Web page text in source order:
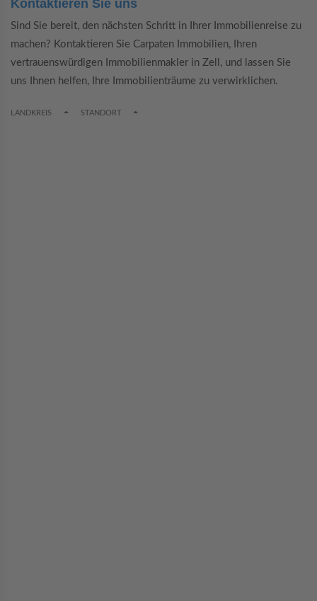
Kontaktieren Sie uns
Sind Sie bereit, den nächsten Schritt in Ihrer Immobilienreise zu
machen? Kontaktieren Sie Carpaten Immobilien, Ihren
vertrauenswürdigen Immobilienmakler in Zell, und lassen Sie
uns Ihnen helfen, Ihre Immobilienträume zu verwirklichen.
LANDKREIS TOGGLE DROPDOWN
STANDORT TOGGLE DROPDOWN